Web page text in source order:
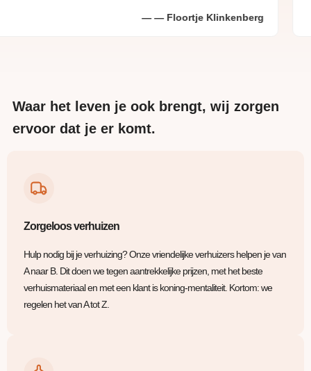
Floortje Klinkenberg
Waar het leven je ook brengt, wij zorgen
ervoor dat je er komt.
Zorgeloos verhuizen
Hulp nodig bij je verhuizing? Onze vriendelijke verhuizers helpen je van
A naar B. Dit doen we tegen aantrekkelijke prijzen, met het beste
verhuismateriaal en met een klant is koning-mentaliteit. Kortom: we
regelen het van A tot Z.